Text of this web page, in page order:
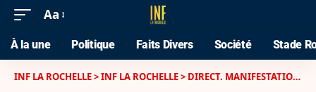
Aa
À la une Politique Faits Divers Société Stade
INF LA ROCHELLE>INF LA ROCHELLE> DIRECT. MANIFESTATION ANTI-BASSINES À LA ROCHELLE : DE VIOLENTS AFFRONTEMENTS ET 6 000 PERSONNES RÉUNIES CE SAMEDI